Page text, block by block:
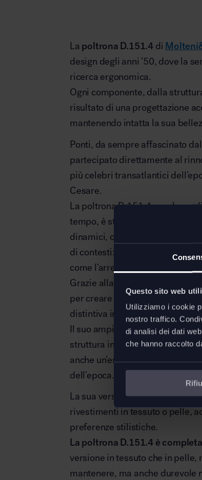
Questo sito web
Utilizziamo i cookie
nostro traffico.
di analisi dei dati
che hanno raccolto
La poltrona D.151.4 di
design degli anni ’50, dove la
ricerca ergonomica.
Ogni componente, dalla
risultato di una progettazione
mantenendo intatta la sua
Ponti, da sempre affascinato
partecipato direttamente al
più celebri transatlantici
Cesare.
La poltrona D.151.4, con le sue
tempo, è stata realizzata per
dinamici, come quelli delle
di contesti: dai raffinati
come l’arredo di hotel di lusso
Grazie alla sua linea
per creare angoli di relax in
distintiva in studi professionali
Il suo ampio schienale
struttura in noce canaletto
anche un’estetica calda e
dell’epoca.
La sua versatilità è
rivestimenti in tessuto o pelle,
preferenze stilistiche.
La poltrona D.151.4 è
versione in tessuto che in pelle,
mantenere, ma anche durevole